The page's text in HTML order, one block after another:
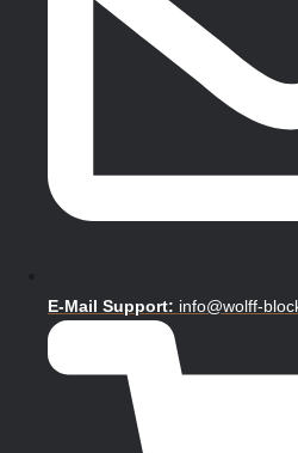
E-Mail Support: info@wolff-